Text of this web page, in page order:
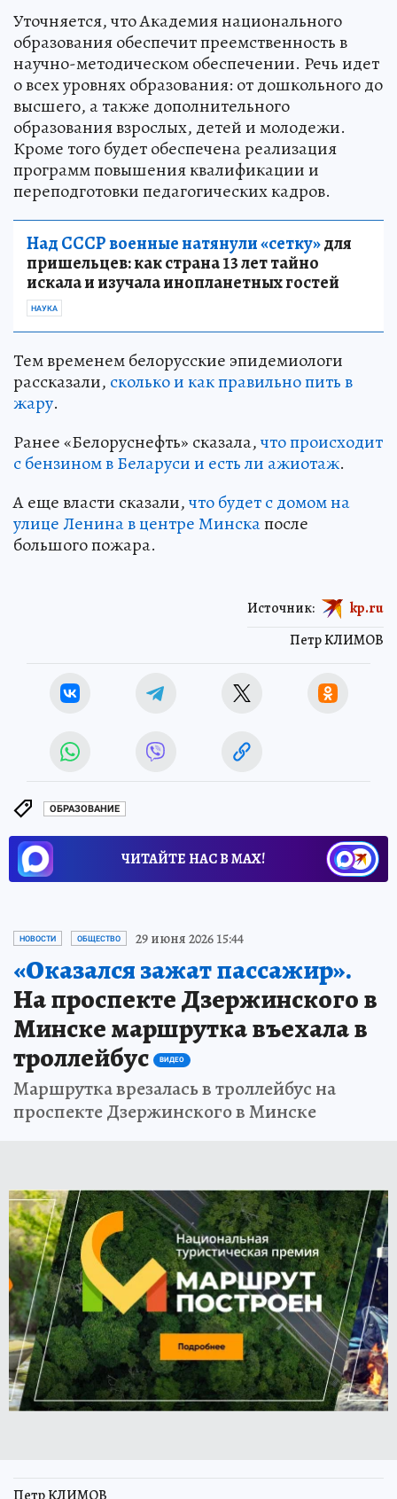
Уточняется, что Академия национального
образования обеспечит преемственность в
научно-методическом обеспечении. Речь идет
о всех уровнях образования: от дошкольного до
высшего, а также дополнительного
образования взрослых, детей и молодежи.
Кроме того будет обеспечена реализация
программ повышения квалификации и
переподготовки педагогических кадров.
Над СССР военные натянули «сетку»для
пришельцев: как страна 13 лет тайно
искала и изучала инопланетных гостей
НАУКА
Тем временем белорусские эпидемиологи
рассказали, сколько и как правильно пить в
жару.
Ранее «Белоруснефть» сказала,что происходит
с бензином в Беларуси и есть ли ажиотаж.
А еще власти сказали,что будет с домом на
улице Ленина в центре Минскапосле
большого пожара.
Петр КЛИМОВ
Источник: kp.ru
ОБРАЗОВАНИЕ
ЧИТАЙТЕ НАС В МАХ!
НОВОСТИ ОБЩЕСТВО 29 июня 2026 15:44
«Оказался зажат пассажир».
На проспекте Дзержинского в
Минске маршрутка въехала в
троллейбус
ВИДЕО
Маршрутка врезалась в троллейбус на
проспекте Дзержинского в Минске
Петр КЛИМОВ